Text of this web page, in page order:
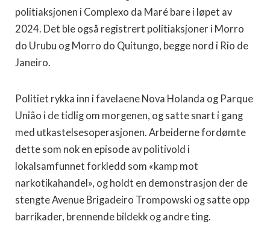
politiaksjonen i Complexo da Maré bare i løpet av
2024. Det ble også registrert politiaksjoner i Morro
do Urubu og Morro do Quitungo, begge nord i Rio de
Janeiro.
Politiet rykka inn i favelaene Nova Holanda og Parque
União i de tidlig om morgenen, og satte snart i gang
med utkastelsesoperasjonen. Arbeiderne fordømte
dette som nok en episode av politivold i
lokalsamfunnet forkledd som «kamp mot
narkotikahandel», og holdt en demonstrasjon der de
stengte Avenue Brigadeiro Trompowski og satte opp
barrikader, brennende bildekk og andre ting.